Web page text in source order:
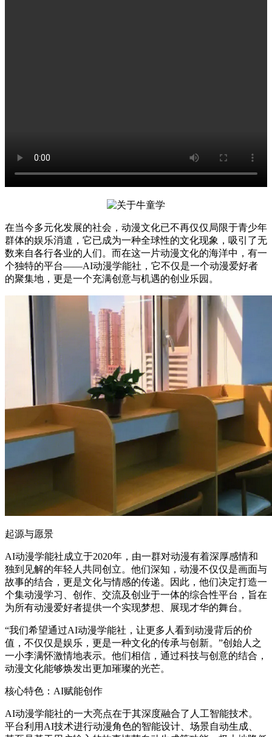
在当今多元化发展的社会，动漫文化已不再仅仅局限于青少年
群体的娱乐消遣，它已成为一种全球性的文化现象，吸引了无
数来自各行各业的人们。而在这一片动漫文化的海洋中，有一
个独特的平台——AI动漫学能社，它不仅是一个动漫爱好者
的聚集地，更是一个充满创意与机遇的创业乐园。
起源与愿景
AI动漫学能社成立于2020年，由一群对动漫有着深厚感情和
独到见解的年轻人共同创立。他们深知，动漫不仅仅是画面与
故事的结合，更是文化与情感的传递。因此，他们决定打造一
个集动漫学习、创作、交流及创业于一体的综合性平台，旨在
为所有动漫爱好者提供一个实现梦想、展现才华的舞台。
“我们希望通过AI动漫学能社，让更多人看到动漫背后的价
值，不仅仅是娱乐，更是一种文化的传承与创新。”创始人之
一小李满怀激情地表示。他们相信，通过科技与创意的结合，
动漫文化能够焕发出更加璀璨的光芒。
核心特色：AI赋能创作
AI动漫学能社的一大亮点在于其深度融合了人工智能技术。
平台利用AI技术进行动漫角色的智能设计、场景自动生成、